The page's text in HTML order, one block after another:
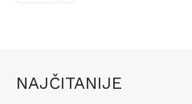
NAJČITANIJE